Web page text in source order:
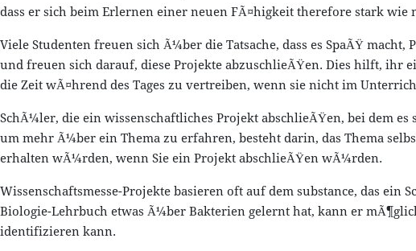
dass er sich beim Erlernen einer neuen FÃ¤higkeit therefore stark wie
Viele Studenten freuen sich Ã¼ber die Tatsache, dass es SpaÃŸ
und freuen sich darauf, diese Projekte abzuschlieÃŸen. Dies hilft, ihr
die Zeit wÃ¤hrend des Tages zu vertreiben, wenn sie nicht im
SchÃ¼ler, die ein wissenschaftliches Projekt abschlieÃŸen, bei dem
um mehr Ã¼ber ein Thema zu erfahren, besteht darin, das Thema
erhalten wÃ¼rden, wenn Sie ein Projekt abschlieÃŸen wÃ¼rden.
Wissenschaftsmesse-Projekte basieren oft auf dem substance, das
Biologie-Lehrbuch etwas Ã¼ber Bakterien gelernt hat, kann er
identifizieren kann.